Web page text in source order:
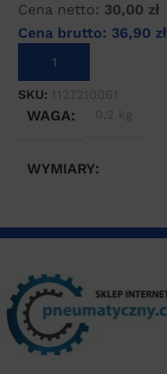
Cena netto: 30,00 zł
Cena brutto: 36,90 zł
DODAJ DO KOSZYKA
SKU: 1127210061
WAGA 0,2 kg
WYMIARY